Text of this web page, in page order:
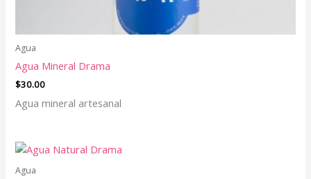
Agua
Agua Mineral Drama
$30.00
Agua mineral artesanal
Agua